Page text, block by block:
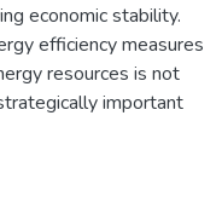
economic stability.
efficiency measures
resources is not
important